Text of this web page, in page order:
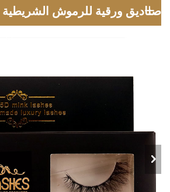
صناديق ورقية للرموش الشريطية